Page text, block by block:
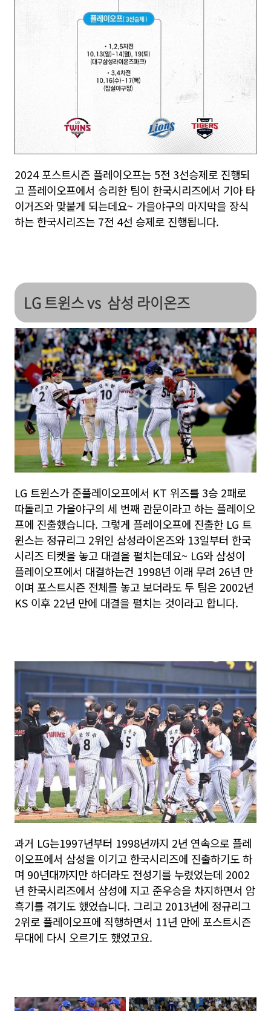
2024 포스트시즌 플레이오프는 5전 3선승제로 진행되
고 플레이오프에서 승리한 팀이 한국시리즈에서 기아 타
이거즈와 맞붙게 되는데요~ 가을야구의 마지막을 장식
하는 한국시리즈는 7전 4선 승제로 진행됩니다.
LG 트윈스 vs 삼성 라이온즈
LG 트윈스가 준플레이오프에서 KT 위즈를 3승 2패로
따돌리고 가을야구의 세 번째 관문이라고 하는 플레이오
프에 진출했습니다. 그렇게 플레이오프에 진출한 LG 트
윈스는 정규리그 2위인 삼성라이온즈와 13일부터 한국
시리즈 티켓을 놓고 대결을 펼치는데요~ LG와 삼성이
플레이오프에서 대결하는건 1998년 이래 무려 26년 만
이며 포스트시즌 전체를 놓고 보더라도 두 팀은 2002년
KS 이후 22년 만에 대결을 펼치는 것이라고 합니다.
과거 LG는1997년부터 1998년까지 2년 연속으로 플레
이오프에서 삼성을 이기고 한국시리즈에 진출하기도 하
며 90년대까지만 하더라도 전성기를 누렸었는데 2002
년 한국시리즈에서 삼성에 지고 준우승을 차지하면서 암
흑기를 겪기도 했었습니다. 그리고 2013년에 정규리그
2위로 플레이오프에 직행하면서 11년 만에 포스트시즌
무대에 다시 오르기도 했었고요.